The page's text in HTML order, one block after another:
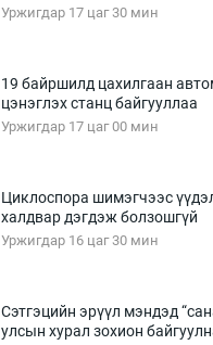
Уржигдар 17 цаг 30 мин
19 байршилд цахилгаан
цэнэглэх станц байгууллаа
Уржигдар 17 цаг 00 мин
Циклоспора шимэгчээс
халдвар дэгдэж болзошгүй
Уржигдар 16 цаг 30 мин
Сэтгэцийн эрүүл мэндэд
улсын хурал зохион